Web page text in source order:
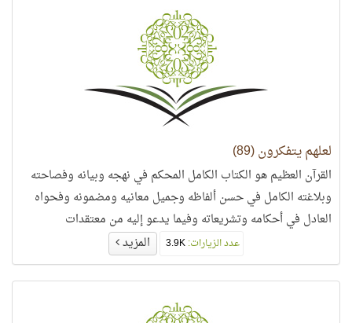
لعلهم يتفكرون (89)
القرآن العظيم هو الكتاب الكامل المحكم في نهجه وبيانه وفصاحته
وبلاغته الكامل في حسن ألفاظه وجميل معانيه ومضمونه وفحواه
العادل في أحكامه وتشريعاته وفيما يدعو إليه من معتقدات
عدد الزيارات: المزيد